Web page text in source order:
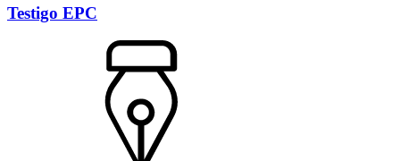
Testigo EPC